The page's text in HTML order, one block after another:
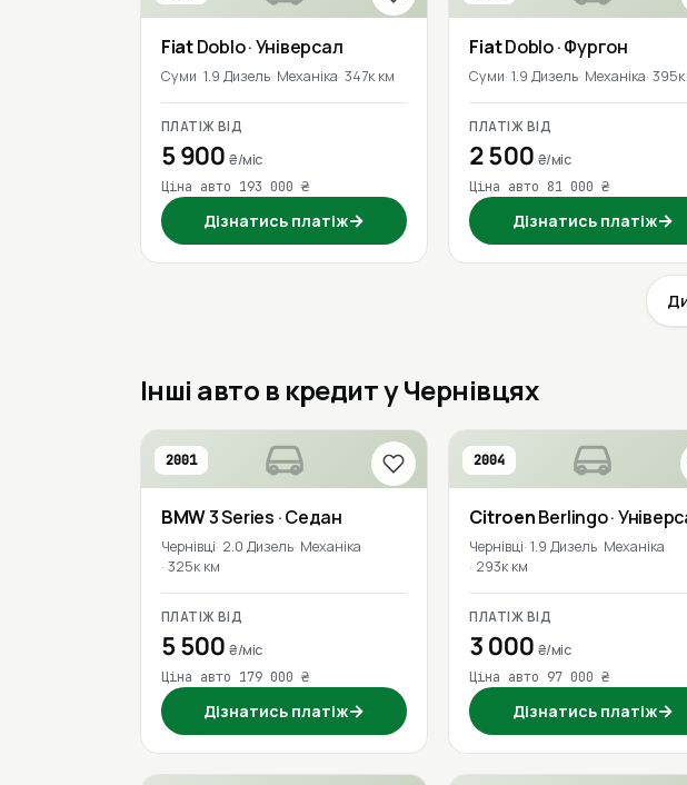
FiatDoblo· Універсал
Суми 1.9 Дизель Механіка 347к км
ПЛАТІЖ ВІД
5 900₴/міс
Ціна авто 193 000 ₴
Дізнатись платіж→
FiatDoblo· Фургон
Суми 1.9 Дизель Механіка
ПЛАТІЖ ВІД
2 500 ₴/міс
Ціна авто 81 000 ₴
Дізнатись платіж→
Інші авто в кредит у Чернівцях
2001
BMW3 Series · Седан
Чернівці 2.0 Дизель Механіка
325к км
ПЛАТІЖ ВІД
5 500₴/міс
Ціна авто 179 000 ₴
Дізнатись платіж→
2004
CitroenBerlingo·
Чернівці 1.9 Дизель Механіка
293к км
ПЛАТІЖ ВІД
3 000 ₴/міс
Ціна авто 97 000 ₴
Дізнатись платіж→